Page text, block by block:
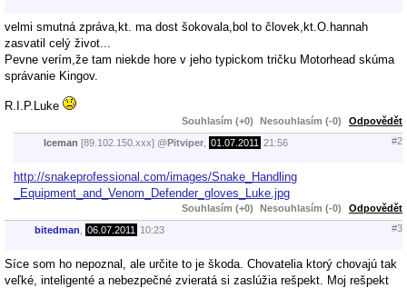
velmi smutná zpráva,kt. ma dost šokovala,bol to človek,kt.O.hannah
zasvatil celý život...
Pevne verím,že tam niekde hore v jeho typickom tričku Motorhead skúma
správanie Kingov.
R.I.P.Luke
Souhlasím (+0) Nesouhlasím (-0) Odpovědět
lceman [89.102.150.xxx] @Pitviper 01.07.2011 21:56 #2
http://snakeprofessional.com/images/Snake_Handling
_Equipment_and_Venom_Defender_gloves_Luke.jpg
Souhlasím (+0) Nesouhlasím (-0) Odpovědět
bitedman 06.07.2011 10:23 #3
Síce som ho nepoznal, ale určite to je škoda. Chovatelia ktorý chovajú tak
veľké, inteligenté a nebezpečné zvieratá si zaslúžia rešpekt. Moj rešpekt